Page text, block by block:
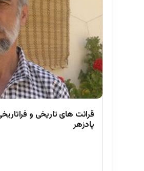
قرائت های تاریخی و
پادزهر